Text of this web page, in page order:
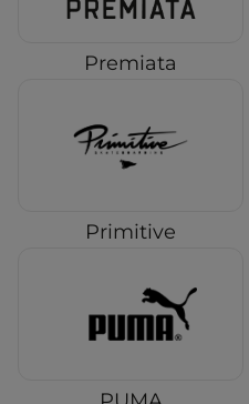
Premiata
Primitive